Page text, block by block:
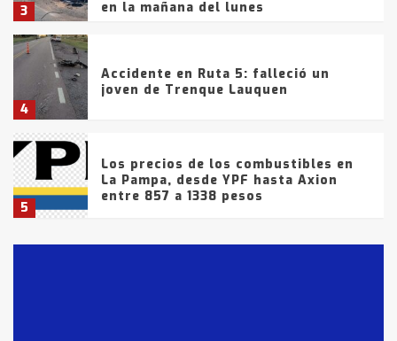
3
en la mañana del lunes
4
Accidente en Ruta 5: falleció un
joven de Trenque Lauquen
5
Los precios de los combustibles en
La Pampa, desde YPF hasta Axion
entre 857 a 1338 pesos